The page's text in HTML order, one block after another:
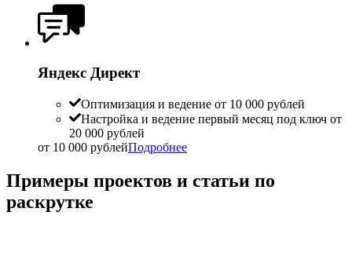
Яндекс Директ
Оптимизация и ведение от 10 000 рублей
Настройка и ведение первый месяц под ключ от
20 000 рублей
от 10 000 рублейПодробнее
Примеры проектов и статьи по
раскрутке